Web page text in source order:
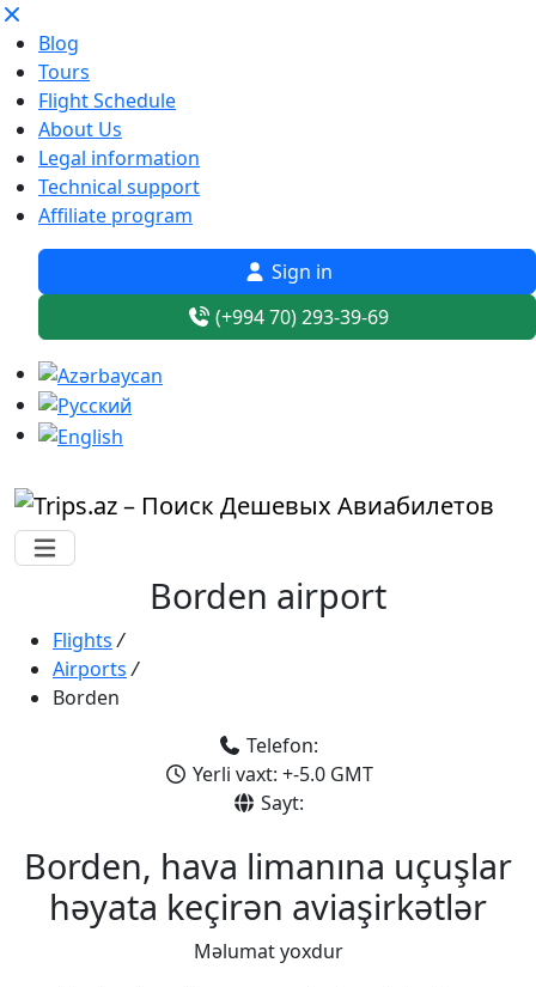
Blog
Tours
Flight Schedule
About Us
Legal information
Technical support
Affiliate program
Sign in
(+994 70) 293-39-69
Borden airport
Flights /
Airports /
Borden
Telefon:
Yerli vaxt: +-5.0 GMT
Sayt:
Borden, hava limanına uçuşlar
həyata keçirən aviaşirkətlər
Məlumat yoxdur